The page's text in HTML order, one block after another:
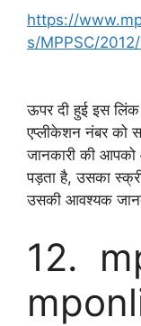
https://
s/MPPSC/
ऊपर दी हुई इस लिंक
एप्लीकेशन नंबर
जानकारी की आपको
पड़ता है, उसका
उसकी आवश्यक
12.